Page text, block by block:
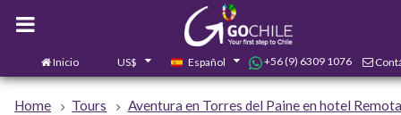
Inicio US$ Español +56 (9) 6309 1076
0
Home Tours Aventura en Torres del Paine en hotel